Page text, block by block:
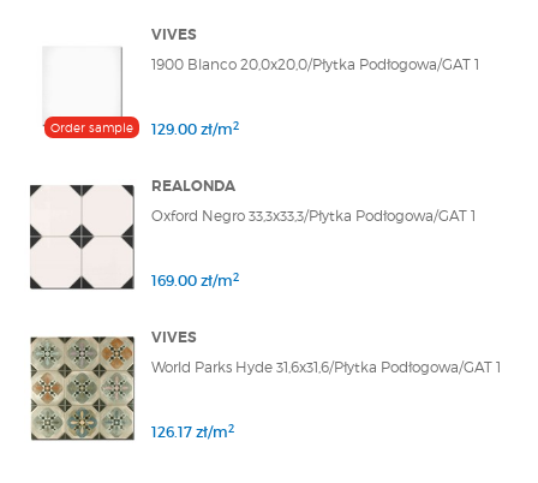
Order sample
VIVES
1900 Blanco 20,0x20,0/Płytka Podłogowa/GAT 1
129.00 zł/m2
REALONDA
Oxford Negro 33,3x33,3/Płytka Podłogowa/GAT 1
169.00 zł/m2
VIVES
World Parks Hyde 31,6x31,6/Płytka Podłogowa/GAT 1
126.17 zł/m2